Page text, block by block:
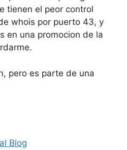
tienen el peor control
whois por puerto 43, y
en una promocion de la
pero es parte de una
Blog